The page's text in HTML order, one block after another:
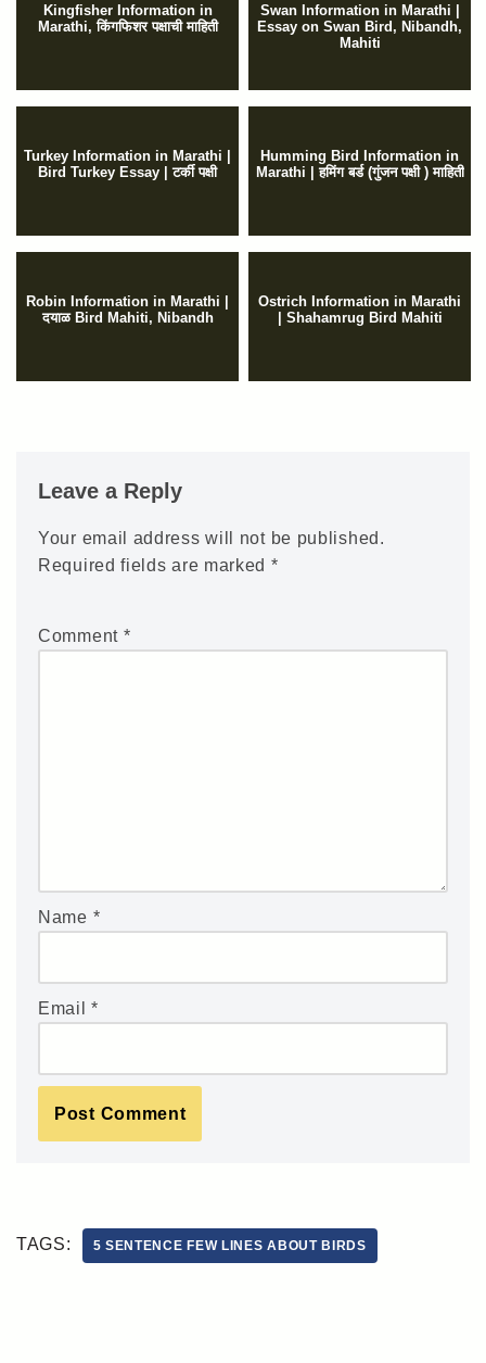
Kingfisher Information in
Marathi, किंगफिशर पक्षाची माहिती
Swan Information in Marathi |
Essay on Swan Bird, Nibandh,
Mahiti
Turkey Information in Marathi |
Bird Turkey Essay | टर्की पक्षी
Humming Bird Information in
Marathi | हमिंग बर्ड (गुंजन पक्षी ) माहिती
Robin Information in Marathi |
दयाळ Bird Mahiti, Nibandh
Ostrich Information in Marathi
| Shahamrug Bird Mahiti
Leave a Reply
Your email address will not be published.
Required fields are marked *
Comment *
Name *
Email*
TAGS: 5 SENTENCE FEW LINES ABOUT BIRDS